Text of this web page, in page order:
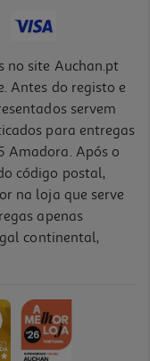
Pedro Chagas Freitas
no site Auchan.pt
Antes do registo e
servem
para entregas
Amadora. Após o
código postal,
na loja que serve
apenas
continental,